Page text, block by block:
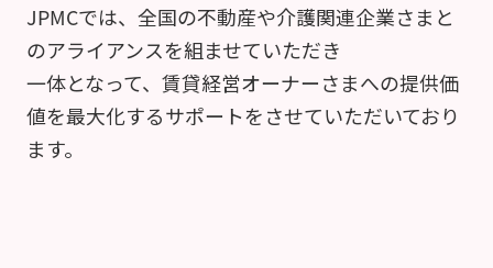
JPMCでは、全国の不動産や介護関連企業さまと
のアライアンスを組ませていただき
一体となって、賃貸経営オーナーさまへの提供価
値を最大化するサポートをさせていただいており
ます。